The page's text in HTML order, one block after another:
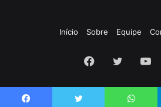
Início Sobre Equipe
Facebook
Twitter